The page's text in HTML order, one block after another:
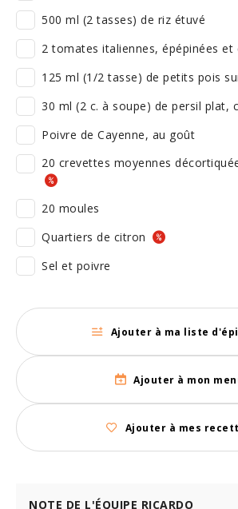
500 ml (2 tasses) de riz étuvé
2 tomates italiennes, épépinées et
125 ml (1/2 tasse) de petits pois
30 ml (2 c. à soupe) de persil plat,
Poivre de Cayenne, au goût
20 crevettes moyennes
20 moules
Quartiers de citron
Sel et poivre
Ajouter à ma liste
Ajouter à mon
Ajouter à mes
NOTE DE L'ÉQUIPE RICARDO